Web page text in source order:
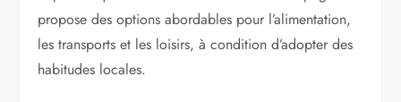
propose des options abordables pour l’alimentation,
les transports et les loisirs, à condition d’adopter des
habitudes locales.